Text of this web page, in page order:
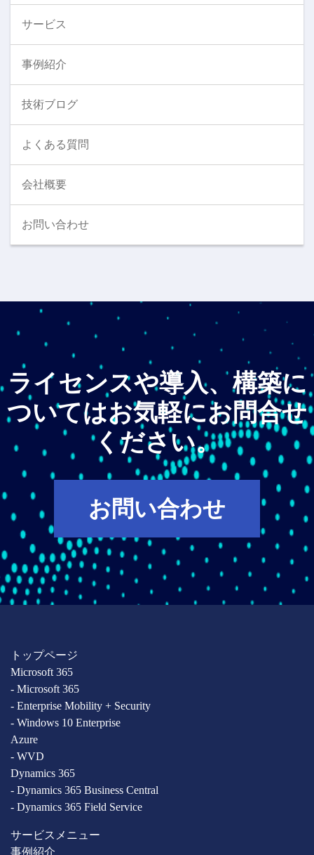
サービス
事例紹介
技術ブログ
よくある質問
会社概要
お問い合わせ
ライセンスや導入、構築に
ついてはお気軽にお問合せ
ください。
お問い合わせ
トップページ
Microsoft 365
- Microsoft 365
- Enterprise Mobility + Security
- Windows 10 Enterprise
Azure
- WVD
Dynamics 365
- Dynamics 365 Business Central
- Dynamics 365 Field Service
サービスメニュー
事例紹介